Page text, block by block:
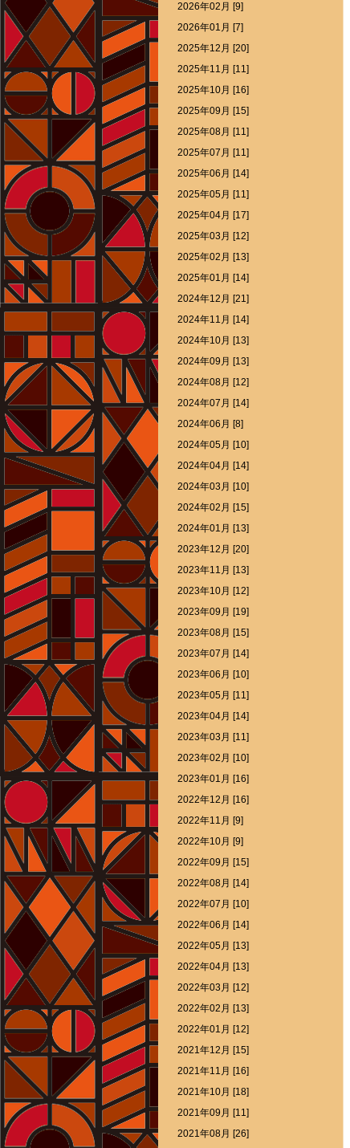
2026年02月 [9]
2026年01月 [7]
2025年12月 [20]
2025年11月 [11]
2025年10月 [16]
2025年09月 [15]
2025年08月 [11]
2025年07月 [11]
2025年06月 [14]
2025年05月 [11]
2025年04月 [17]
2025年03月 [12]
2025年02月 [13]
2025年01月 [14]
2024年12月 [21]
2024年11月 [14]
2024年10月 [13]
2024年09月 [13]
2024年08月 [12]
2024年07月 [14]
2024年06月 [8]
2024年05月 [10]
2024年04月 [14]
2024年03月 [10]
2024年02月 [15]
2024年01月 [13]
2023年12月 [20]
2023年11月 [13]
2023年10月 [12]
2023年09月 [19]
2023年08月 [15]
2023年07月 [14]
2023年06月 [10]
2023年05月 [11]
2023年04月 [14]
2023年03月 [11]
2023年02月 [10]
2023年01月 [16]
2022年12月 [16]
2022年11月 [9]
2022年10月 [9]
2022年09月 [15]
2022年08月 [14]
2022年07月 [10]
2022年06月 [14]
2022年05月 [13]
2022年04月 [13]
2022年03月 [12]
2022年02月 [13]
2022年01月 [12]
2021年12月 [15]
2021年11月 [16]
2021年10月 [18]
2021年09月 [11]
2021年08月 [26]